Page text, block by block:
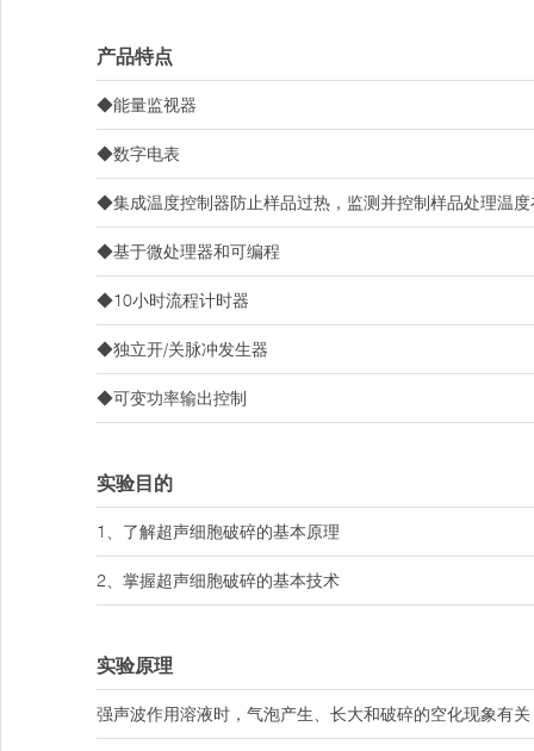
产品特点
◆能量监视器
◆数字电表
◆集成温度控制器防止样品过热，监测并控制样品处理温
◆基于微处理器和可编程
◆10小时流程计时器
◆独立开/关脉冲发生器
◆可变功率输出控制
实验目的
1、了解超声细胞破碎的基本原理
2、掌握超声细胞破碎的基本技术
实验原理
强声波作用溶液时，气泡产生、长大和破碎的空化现象有